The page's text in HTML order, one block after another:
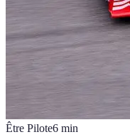
Être Pilote6 min